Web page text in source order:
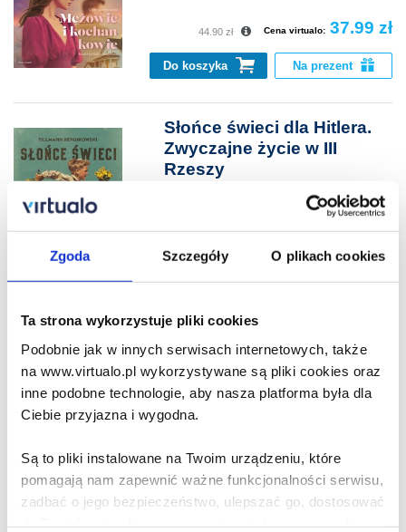
Zgoda Szczegóły O plikach cookies
Ta strona wykorzystuje pliki cookies
Podobnie jak w innych serwisach internetowych, także
na www.virtualo.pl wykorzystywane są pliki cookies oraz
inne podobne technologie, aby nasza platforma była dla
Ciebie przyjazna i wygodna.
Są to pliki instalowane na Twoim urządzeniu, które
pomagają nam zapewnić ważne funkcjonalności serwisu,
zadbać o jego bezpieczeństwo, ulepszać go, dostosować
Cena virtualo: 37.99 zł
44.90 zł
Do koszyka Na prezent
Słońce świeci dla Hitlera.
Zwyczajne życie w III
Rzeszy
Swallow. Tom 2
Lindsay Straube
Na prezent